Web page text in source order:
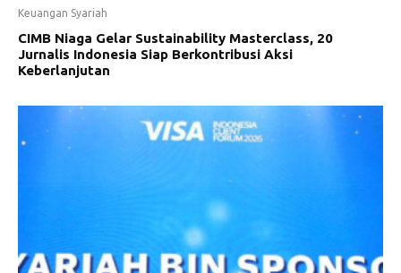
Keuangan Syariah
CIMB Niaga Gelar Sustainability Masterclass, 20
Jurnalis Indonesia Siap Berkontribusi Aksi
Keberlanjutan